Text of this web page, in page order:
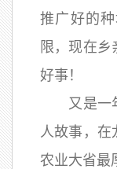
推广好的
限，现在
好事！
又是一年
人故事，在
农业大省最